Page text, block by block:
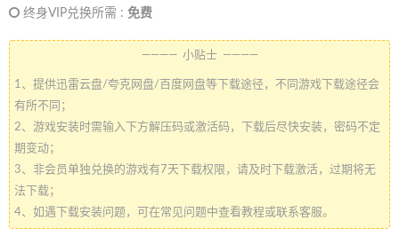
终身VIP兑换所需 : 免费
———— 小贴士 ————
1、提供迅雷云盘/夸克网盘/百度网盘等下载途径，不同游戏下载途径会
有所不同；
2、游戏安装时需输入下方解压码或激活码，下载后尽快安装，密码不定
期变动；
3、非会员单独兑换的游戏有7天下载权限，请及时下载激活，过期将无
法下载；
4、如遇下载安装问题，可在常见问题中查看教程或联系客服。